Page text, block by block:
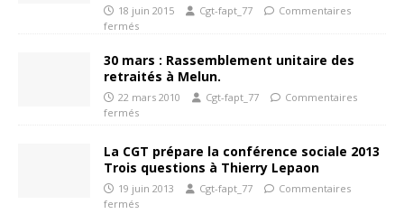
18 juin 2015 Cgt-fapt_77
Commentaires
fermés
30 mars : Rassemblement unitaire des
retraités à Melun.
22 mars 2010 Cgt-fapt_77
Commentaires
fermés
La CGT prépare la conférence sociale 2013
Trois questions à Thierry Lepaon
19 juin 2013 Cgt-fapt_77
Commentaires
fermés